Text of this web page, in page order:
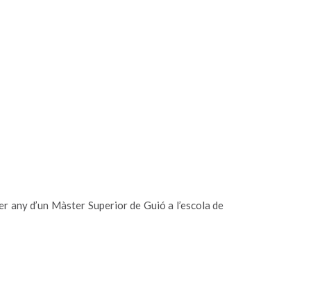
any d’un Màster Superior de Guió a l’escola de